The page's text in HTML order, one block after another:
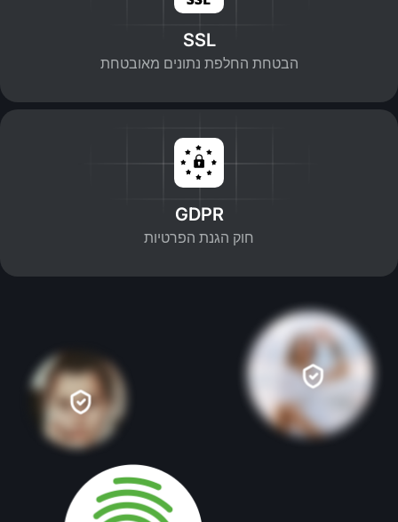
SSL
הבטחת החלפת נתונים מאובטחת
GDPR
חוק הגנת הפרטיות